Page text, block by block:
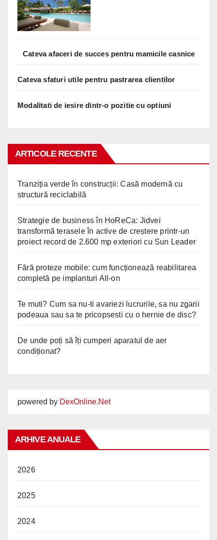
Cateva afaceri de succes pentru mamicile casnice
Cateva sfaturi utile pentru pastrarea clientilor
Modalitati de iesire dintr-o pozitie cu optiuni
ARTICOLE RECENTE
Tranziția verde în construcții: Casă modernă cu
structură reciclabilă
Strategie de business în HoReCa: Jidvei
transformă terasele în active de creștere printr-un
proiect record de 2.600 mp exteriori cu Sun Leader
Fără proteze mobile: cum funcționează reabilitarea
completă pe implanturi All-on
Te muti? Cum sa nu-ti avariezi lucrurile, sa nu zgarii
podeaua sau sa te pricopsesti cu o hernie de disc?
De unde poți să îți cumperi aparatul de aer
condiționat?
powered by DexOnline.Net
ARHIVE ANUALE
2026
2025
2024